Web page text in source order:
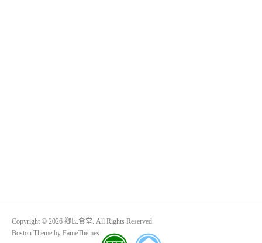
Copyright © 2026 鄉民食堂. All Rights Reserved.
Boston Theme by FameThemes